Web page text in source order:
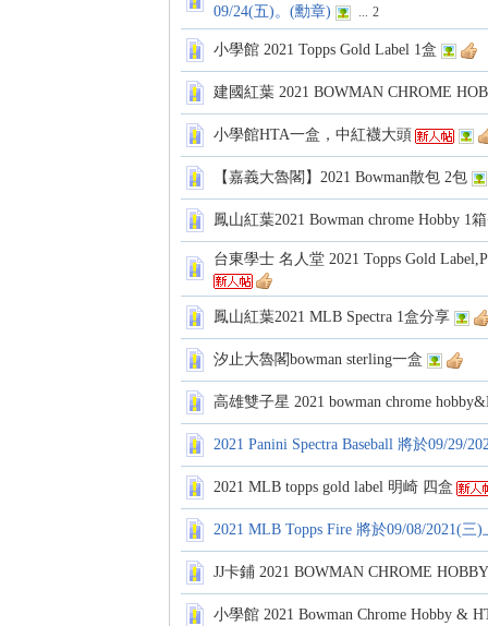
09/24(五)。(勳章)
... 2
小學館 2021 Topps Gold Label 1盒
建國紅葉 2021 BOWMAN CHROME
小學館HTA一盒，中紅襪大頭
【嘉義大魯閣】2021 Bowman散包 2包
鳳山紅葉2021 Bowman chrome Hobby 1
台東學士 名人堂 2021 Topps Gold
鳳山紅葉2021 MLB Spectra 1盒分享
汐止大魯閣bowman sterling一盒
高雄雙子星 2021 bowman chrome
2021 Panini Spectra Baseball 將於09/29/
2021 MLB topps gold label 明崎 四盒
2021 MLB Topps Fire 將於09/08/2021(
JJ卡鋪 2021 BOWMAN CHROME
小學館 2021 Bowman Chrome Hobby &